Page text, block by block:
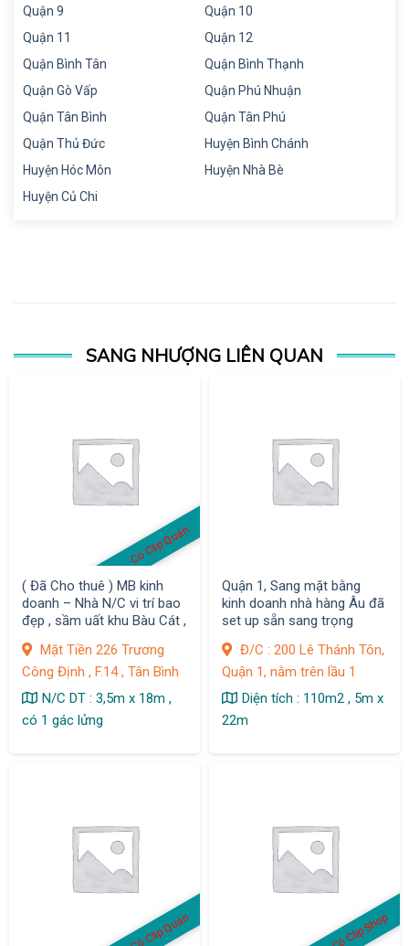
Quận 9
Quận 10
Quận 11
Quận 12
Quận Bình Tân
Quận Bình Thạnh
Quận Gò Vấp
Quận Phú Nhuận
Quận Tân Bình
Quận Tân Phú
Quận Thủ Đức
Huyện Bình Chánh
Huyện Hóc Môn
Huyện Nhà Bè
Huyện Củ Chi
SANG NHƯỢNG LIÊN QUAN
Có Clip Quán
( Đã Cho thuê ) MB kinh
doanh – Nhà N/C vi trí bao
đẹp , sầm uất khu Bàu Cát ,
Mặt Tiền 226 Trương
Công Định , F.14 , Tân Bình
N/C DT : 3,5m x 18m ,
có 1 gác lửng
Quận 1, Sang mặt bằng
kinh doanh nhà hàng Âu đã
set up sẵn sang trọng
Đ/C : 200 Lê Thánh Tôn,
Quận 1, nằm trên lầu 1
Diện tích : 110m2 , 5m x
22m
Có Clip Quán Có Clip Shop